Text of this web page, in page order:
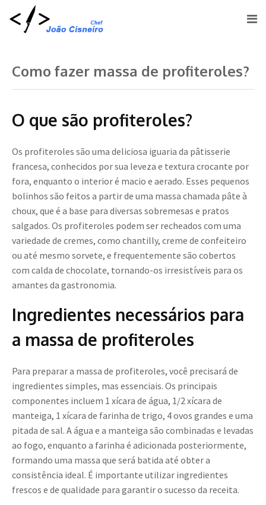
Como fazer massa de profiteroles?
O que são profiteroles?
Os profiteroles são uma deliciosa iguaria da pâtisserie
francesa, conhecidos por sua leveza e textura crocante por
fora, enquanto o interior é macio e aerado. Esses pequenos
bolinhos são feitos a partir de uma massa chamada pâte à
choux, que é a base para diversas sobremesas e pratos
salgados. Os profiteroles podem ser recheados com uma
variedade de cremes, como chantilly, creme de confeiteiro
ou até mesmo sorvete, e frequentemente são cobertos
com calda de chocolate, tornando-os irresistíveis para os
amantes da gastronomia.
Ingredientes necessários para
a massa de profiteroles
Para preparar a massa de profiteroles, você precisará de
ingredientes simples, mas essenciais. Os principais
componentes incluem 1 xícara de água, 1/2 xícara de
manteiga, 1 xícara de farinha de trigo, 4 ovos grandes e uma
pitada de sal. A água e a manteiga são combinadas e levadas
ao fogo, enquanto a farinha é adicionada posteriormente,
formando uma massa que será batida até obter a
consistência ideal. É importante utilizar ingredientes
frescos e de qualidade para garantir o sucesso da receita.